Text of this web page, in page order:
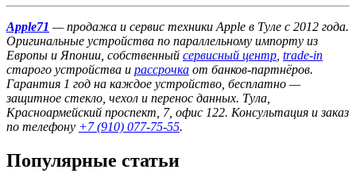
Apple71 — продажа и сервис техники Apple в Туле с 2012 года.
Оригинальные устройства по параллельному импорту из
Европы и Японии, собственный сервисный центр trade-in
старого устройства и рассрочка от банков-партнёров.
Гарантия 1 год на каждое устройство, бесплатно —
защитное стекло, чехол и перенос данных. Тула,
Красноармейский проспект, 7, офис 122. Консультация и заказ
по телефону +7 (910) 077-75-55.
Популярные статьи